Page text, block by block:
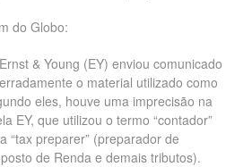
do Globo:
& Young (EY) enviou comunicado
o material utilizado como
eles, houve uma imprecisão na
EY, que utilizou o termo “contador”
“tax preparer” (preparador de
de Renda e demais tributos).